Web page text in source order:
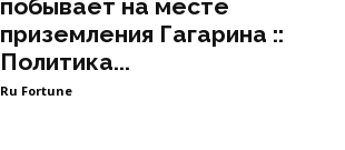
побывает на месте
приземления Гагарина ::
Политика...
Ru Fortune